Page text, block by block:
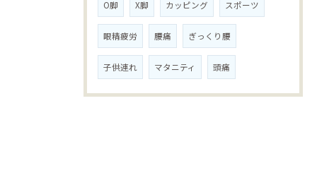
O脚 X脚 カッピング スポーツ
眼精疲労 腰痛 ぎっくり腰
子供連れ マタニティ 頭痛